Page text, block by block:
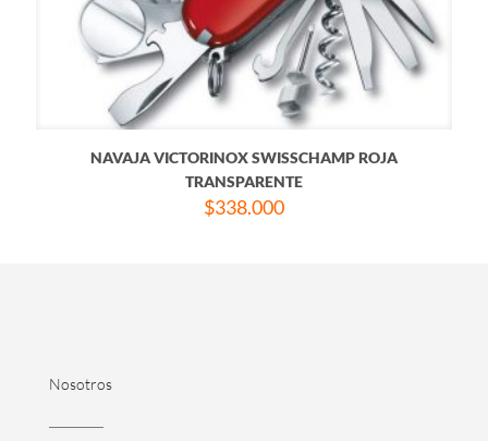
NAVAJA VICTORINOX SWISSCHAMP ROJA
TRANSPARENTE
$338.000
Nosotros